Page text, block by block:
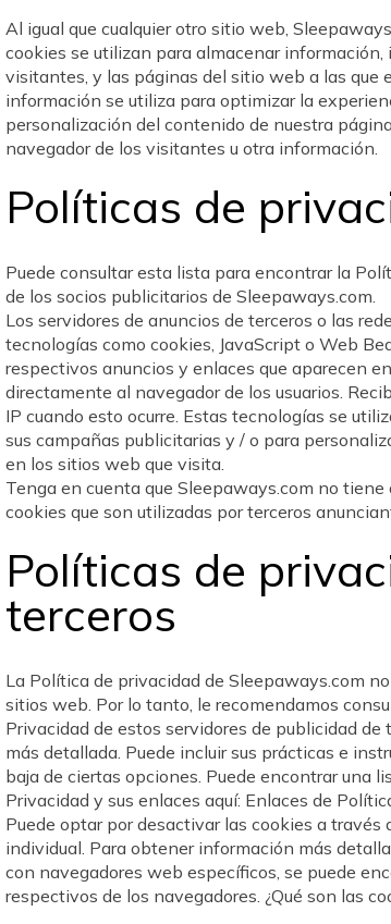
Al igual que cualquier otro sitio web,
cookies se utilizan para almacenar
visitantes, y las páginas del sitio web a las que
información se utiliza para optimizar la
personalización del contenido de nuestra
navegador de los visitantes u otra información.
Políticas de
Puede consultar esta lista para encontrar la
de los socios publicitarios de Sleepaways.com.
Los servidores de anuncios de terceros o las
tecnologías como cookies, JavaScript o Web
respectivos anuncios y enlaces que aparecen
directamente al navegador de los usuarios.
IP cuando esto ocurre. Estas tecnologías se
sus campañas publicitarias y / o para
en los sitios web que visita.
Tenga en cuenta que Sleepaways.com no
cookies que son utilizadas por terceros
Políticas de
terceros
La Política de privacidad de Sleepaways.com
sitios web. Por lo tanto, le recomendamos
Privacidad de estos servidores de publicidad
más detallada. Puede incluir sus prácticas e
baja de ciertas opciones. Puede encontrar una
Privacidad y sus enlaces aquí: Enlaces de
Puede optar por desactivar las cookies a través
individual. Para obtener información más
con navegadores web específicos, se puede
respectivos de los navegadores. ¿Qué son las